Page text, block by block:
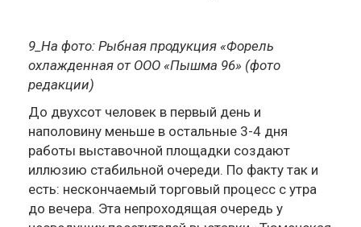
9_На фото: Рыбная продукция «Форель
охлажденная от ООО «Пышма 96» (фото
редакции)
До двухсот человек в первый день и
наполовину меньше в остальные 3-4 дня
работы выставочной площадки создают
иллюзию стабильной очереди. По факту так и
есть: нескончаемый торговый процесс с утра
до вечера. Эта непроходящая очередь у